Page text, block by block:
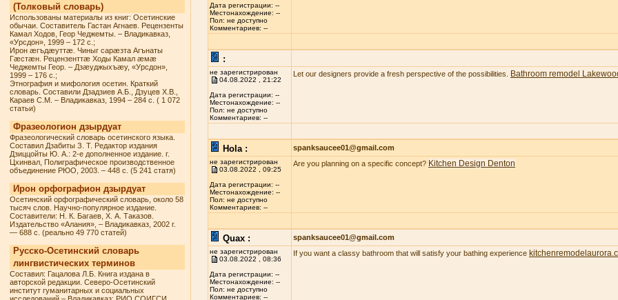
(Толковый словарь)
Использованы материалы из книг: Осетинские
обычаи. Составитель Гастан Агнаев. Рецензенты
Камал Ходов, Геор Чеджемты. – Владикавказ,
«Урсдон», 1999 – 172 с.;
Ирон æгъдæуттæ. Чиныг сарæзта Агънаты
Гæстæн. Рецензенттæ Ходы Камал æмæ
Чеджемты Геор. – Дзæуджыхъæу, «Урсдон»,
1999 – 176 с.;
Этнография и мифология осетин. Краткий
словарь. Составили Дзадзиев А.Б., Дзуцев Х.В.,
Караев С.М. – Владикавказ, 1994 – 284 с. ( 1 072
статьи)
Фразеологион дзырдуат
Фразеологический словарь осетинского языка.
Составил Дзабиты З. Т. Редактор издания
Дзиццойты Ю. А.: 2-е дополненное издание. г.
Цхинвал, Полиграфическое производственное
объединение РЮО, 2003. – 448 с. (5 241 статя)
Ирон орфографион дзырдуат
Осетинский орфографический словарь, около 58
тысяч слов. Научно-популярное издание.
Составители: Н. К. Багаев, Х. А. Таказов.
Издательство «Алания», – Владикавказ, 2002 г.
— 688 с. (реально 49 770 статей)
Русско-Осетинский словарь
лингвистических терминов
Составил: Гацалова Л.Б. Книга издана в
авторской редакции. Северо-Осетинский
институт гуманитарных и социальных
Дата регистрации: --
Местонахождение: --
Пол: не доступно
Комментариев: --
:
не зарегистрирован
04.08.2022 , 21:22
Дата регистрации: --
Местонахождение: --
Пол: не доступно
Комментариев: --
Let our designers provide a fresh perspective of the possibilities. Bathroom remodel
Hola : spanksaucee01@gmail.com
не зарегистрирован
03.08.2022 , 09:25
Дата регистрации: --
Местонахождение: --
Пол: не доступно
Комментариев: --
Are you planning on a specific concept? Kitchen Design Denton
Quax : spanksaucee01@gmail.com
не зарегистрирован
03.08.2022 , 08:36
Дата регистрации: --
Местонахождение: --
Пол: не доступно
Комментариев: --
If you want a classy bathroom that will satisfy your bathing experience